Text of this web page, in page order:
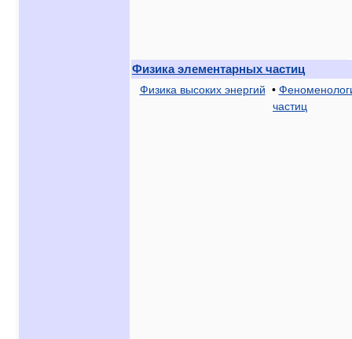
Физика элементарных частиц
Физика высоких энергий •
частиц